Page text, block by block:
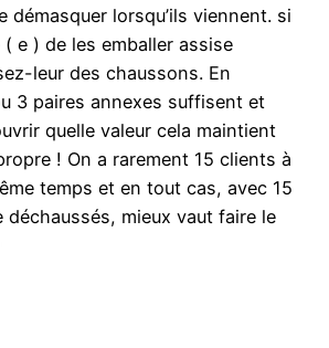
démasquer lorsqu’ils viennent. si
e ) de les emballer assise
leur des chaussons. En
3 paires annexes suffisent et
quelle valeur cela maintient
! On a rarement 15 clients à
temps et en tout cas, avec 15
déchaussés, mieux vaut faire le